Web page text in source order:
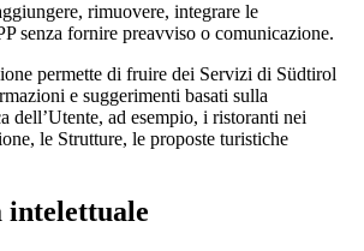
rimuovere, integrare le
senza fornire preavviso o comunicazione.
permette di fruire dei Servizi di Südtirol
e suggerimenti basati sulla
dell’Utente, ad esempio, i ristoranti nei
le Strutture, le proposte turistiche
intelettuale